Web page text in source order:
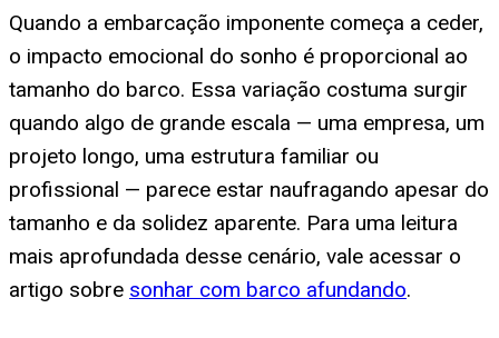
Quando a embarcação imponente começa a ceder,
o impacto emocional do sonho é proporcional ao
tamanho do barco. Essa variação costuma surgir
quando algo de grande escala — uma empresa, um
projeto longo, uma estrutura familiar ou
profissional — parece estar naufragando apesar do
tamanho e da solidez aparente. Para uma leitura
mais aprofundada desse cenário, vale acessar o
artigo sobre sonhar com barco afundando.